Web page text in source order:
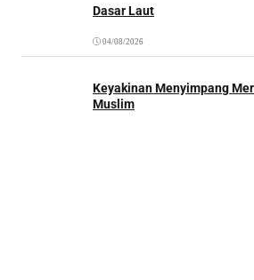
Dasar Laut
04/08/2026
Keyakinan Menyimpang
Muslim